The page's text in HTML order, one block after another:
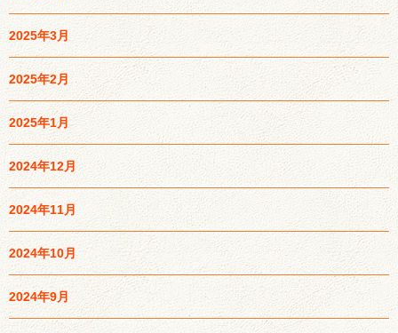
2025年3月
2025年2月
2025年1月
2024年12月
2024年11月
2024年10月
2024年9月